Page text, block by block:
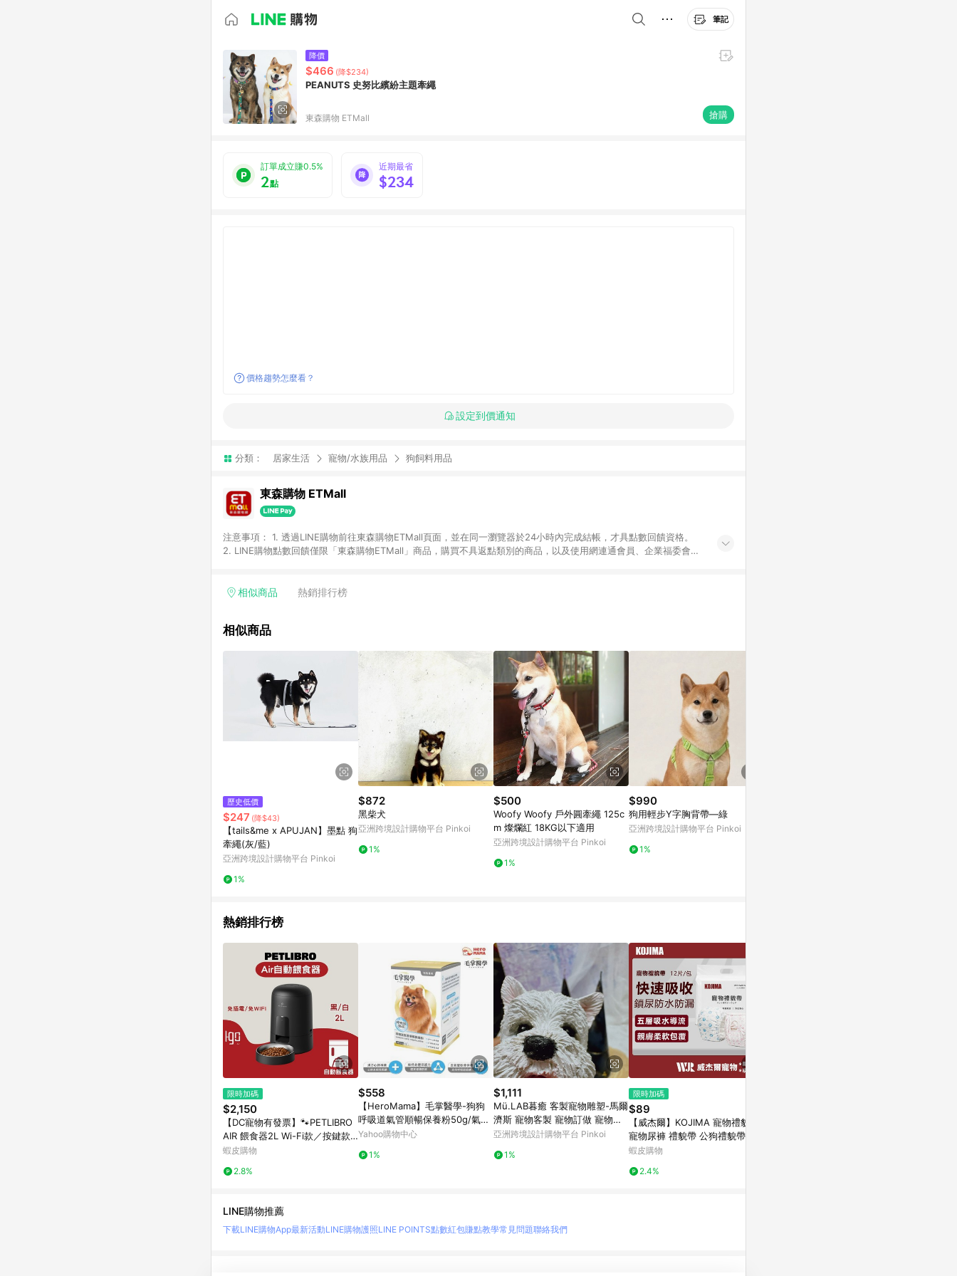
筆記
降價
$466 (降$234)
PEANUTS 史努比繽紛主題牽繩
東森購物 ETMall 搶購
訂單成立賺0.5%
2點
近期最省
$234
價格趨勢怎麼看？
設定到價通知
分類： 居家生活 寵物/水族用品 狗飼料用品
東森購物 ETMall
注意事項： 1. 透過LINE購物前往東森購物ETMall頁面，並在同一瀏覽器於24小時內完成結帳，才具點數回饋資格。
2. LINE購物點數回饋僅限「東森購物ETMall」商品，購買不具返點類別的商品，以及使用網連通會員、企業福委會員
「草莓網」全館商品。 4. 如取消訂單、退貨、退款或購物中登出東森購物ETMall，將無法獲得點數回饋。 5. 點數回
面顯示為準。 7. LINE購物設有「單一商品最高回饋點數」機制(特殊活動時開放「回饋無上限」)，以同一訂單中同一
品資料更新會有時間差，如顯示之商品規格、顏色、價位、贈品與東森購物ETMall銷售網頁不符，以銷售網頁標示為
準。 9. 若有贈點爭議，請務必於訂單日期+180天以內至LINE購物客服洽詢；若超過180天(含)以上進行申訴，恕無法
贈點回饋。 10. 部分點數紅包僅限指定商品使用，或不適用於無回饋商品。各點數紅包之適用商品與使用條件請依點數
紅包頁面規則為準。
相似商品 熱銷排行榜
相似商品
歷史低價
$247 (降$43)
【tails&me x APUJAN】墨點 狗
牽繩(灰/藍)
亞洲跨境設計購物平台 Pinkoi
1%
$872
黑柴犬
亞洲跨境設計購物平台 Pinkoi
1%
$500
Woofy Woofy 戶外圓牽繩 125c
m 燦爛紅 18KG以下適用
亞洲跨境設計購物平台 Pinkoi
1%
$990
狗用輕步Y字胸背帶—綠
亞洲跨境設計購物平台 Pinkoi
1%
熱銷排行榜
限時加碼
$2,150
【DC寵物有發票】🐾PETLIBRO
AIR 餵食器2L Wi-Fi款／按鍵款
寵物餵食器 自動餵食器 C005
蝦皮購物
2.8%
$558
【HeroMama】毛掌醫學-狗狗
呼吸道氣管順暢保養粉50g/氣管
保養
Yahoo購物中心
1%
$1,111
Mü.LAB暮癒 客製寵物雕塑-馬爾
濟斯 寵物客製 寵物訂做 寵物紀
念
亞洲跨境設計購物平台 Pinkoi
1%
限時加碼
$89
【威杰爾】KOJIMA 寵物禮貌帶
寵物尿褲 禮貌帶 公狗禮貌帶 母
狗生理褲 寵物尿布 狗尿布 狗尿
蝦皮購物
2.4%
LINE購物推薦
下載LINE購物App最新活動LINE購物護照LINE POINTS點數紅包賺點教學常見問題聯絡我們